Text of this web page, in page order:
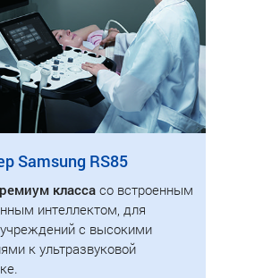
Samsung RS85
классасо встроенным
интеллектом, для
с высокими
к ультразвуковой